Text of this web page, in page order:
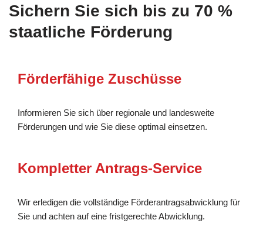
Sichern Sie sich bis zu 70 %
staatliche Förderung
Förderfähige Zuschüsse
Informieren Sie sich über regionale und landesweite
Förderungen und wie Sie diese optimal einsetzen.
Kompletter Antrags-Service
Wir erledigen die vollständige Förderantragsabwicklung für
Sie und achten auf eine fristgerechte Abwicklung.